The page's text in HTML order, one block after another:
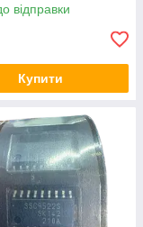
відправки
Купити